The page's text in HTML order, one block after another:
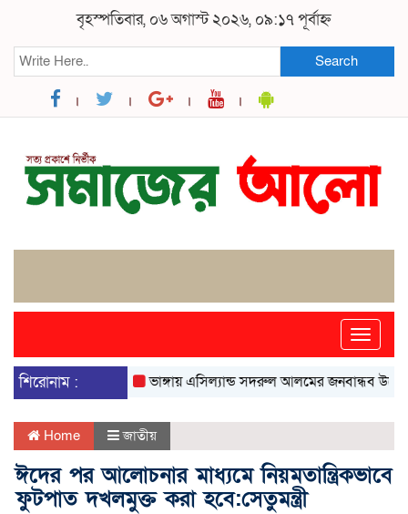
বৃহস্পতিবার, ০৬ অগাস্ট ২০২৬, ০৯:১৭ পূর্বাহ্ন
Search
Toggle
শিরোনাম :
ভাঙ্গায় এসিল্যান্ড সদরুল আলমের জনবান্ধব উদ্যোগে
Home জাতীয়
ঈদের পর আলোচনার মাধ্যমে নিয়মতান্ত্রিকভাবে
ফুটপাত দখলমুক্ত করা হবে:সেতুমন্ত্রী